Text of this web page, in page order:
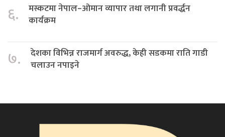
६.
मस्कटमा नेपाल–ओमान व्यापार तथा लगानी प्रवर्द्धन
कार्यक्रम
७.
देशका विभिन्न राजमार्ग अवरुद्ध, केही सडकमा राति गाडी
चलाउन नपाइने